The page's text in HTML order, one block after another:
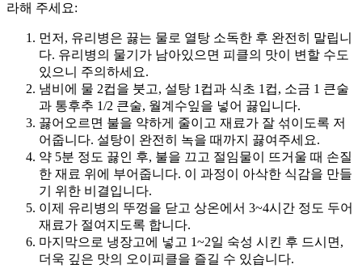
라해 주세요:
먼저, 유리병은 끓는 물로 열탕 소독한 후 완전히 말립니
다. 유리병의 물기가 남아있으면 피클의 맛이 변할 수도
있으니 주의하세요.
냄비에 물 2컵을 붓고, 설탕 1컵과 식초 1컵, 소금 1 큰술
과 통후추 1/2 큰술, 월계수잎을 넣어 끓입니다.
끓어오르면 불을 약하게 줄이고 재료가 잘 섞이도록 저
어줍니다. 설탕이 완전히 녹을 때까지 끓여주세요.
약 5분 정도 끓인 후, 불을 끄고 절임물이 뜨거울 때 손질
한 재료 위에 부어줍니다. 이 과정이 아삭한 식감을 만들
기 위한 비결입니다.
이제 유리병의 뚜껑을 닫고 상온에서 3~4시간 정도 두어
재료가 절여지도록 합니다.
마지막으로 냉장고에 넣고 1~2일 숙성 시킨 후 드시면,
더욱 깊은 맛의 오이피클을 즐길 수 있습니다.